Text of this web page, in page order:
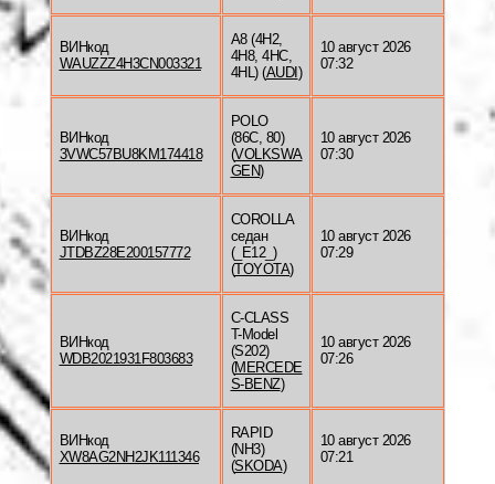
ВИНкод
WAUZZZ4H3CN003321
A8 (4H2,
4H8, 4HC,
4HL) (AUDI )
10 август 2026
07:32
ВИНкод
3VWC57BU8KM174418
POLO
(86C, 80)
(VOLKSWA
GEN)
10 август 2026
07:30
ВИНкод
JTDBZ28E200157772
COROLLA
седан
(_E12_)
(TOYOTA)
10 август 2026
07:29
ВИНкод
WDB2021931F803683
C-CLASS
T-Model
(S202)
(MERCEDE
S-BENZ)
10 август 2026
07:26
ВИНкод
XW8AG2NH2JK111346
RAPID
(NH3)
(SKODA)
10 август 2026
07:21